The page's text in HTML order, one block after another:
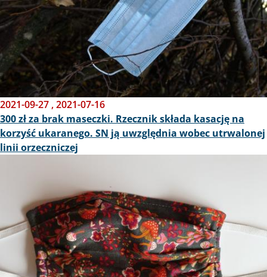
2021-09-27 ,2021-07-16
300 zł za brak maseczki. Rzecznik składa kasację na
korzyść ukaranego. SN ją uwzględnia wobec utrwalonej
linii orzeczniczej